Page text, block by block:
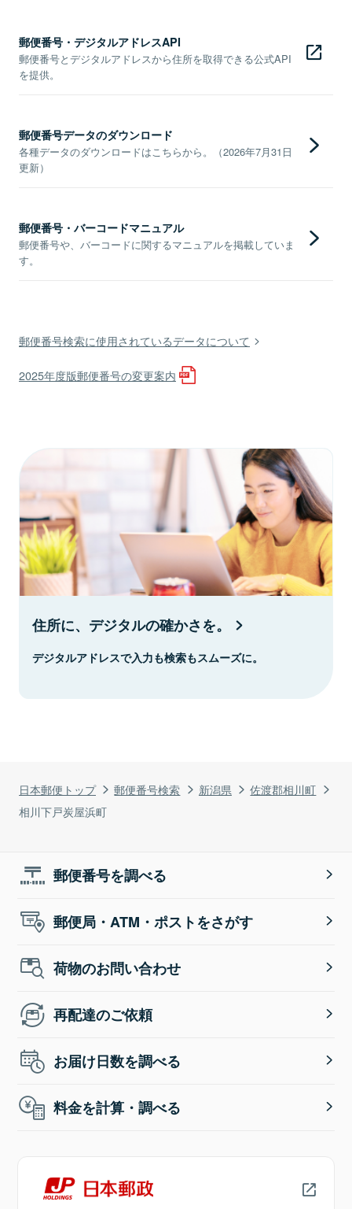
日本郵便トップ 郵便番号検索 新潟県
佐渡郡相川町
相川下戸炭屋浜町
郵便番号・デジタルアドレスAPI
郵便番号とデジタルアドレスから住所を取得できる公式API
を提供。
郵便番号データのダウンロード
各種データのダウンロードはこちらから。（2026年7月31日
更新）
郵便番号・バーコードマニュアル
郵便番号や、バーコードに関するマニュアルを掲載していま
す。
郵便番号検索に使用されているデータについて
2025年度版郵便番号の変更案内
住所に、デジタルの確かさを。
デジタルアドレスで入力も検索もスムーズに。
郵便番号を調べる
郵便局・ATM・ポストをさがす
荷物のお問い合わせ
再配達のご依頼
お届け日数を調べる
料金を計算・調べる